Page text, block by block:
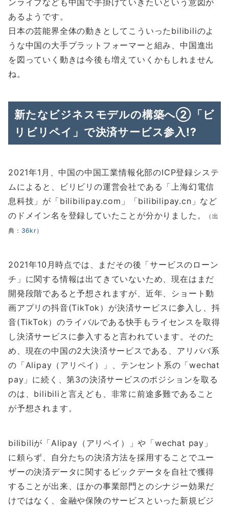
ンライブなども中国で手掛けていきたいという意図が
あるようです。
日本の芸能界全体の動きとしてこういったbilibiliのよ
うな中国の大手プラットフォーマーと組み、中国進出
を図っていく動きは今後も増えていくかもしれません
ね。
新たなビジネスモデルの構築へ②「ビ
リビリペイ」で決済サービス参入!?
2021年1月、中国の中国工業情報化部のICP登録システ
ムによると、ビリビリの運営会社である「上海幻電信
息科技」が「bilibilipay.com」「bilibilipay.cn」など
のドメイン名を登録していたことが分かりました。
（出
典： 36kr）
2021年10月時点では、まだその後「サービスのローン
チ」に関する情報は出てきていないため、現在はまだ
開発段階であると予想されますが、近年、ショート動
画アプリの抖音(TikTok）が決済サービスに参入し、抖
音(TikTok）のライバルである快手もライセンスを取得
し決済サービスに参入すると言われています。そのた
め、現在の中国の2大決済サービスである、アリババ系
の「Alipay（アリペイ）」、テンセント系の「wechat
pay」に続く、第3の決済サービスのポジションを取る
のは、bilibiliと言えども、非常に前途多難であること
が予想されます。
bilibiliが「Alipay（アリペイ）」や「wechat pay」
に頼らず、自分たちの決済方法を採用することでユー
ザーの決済データに関するビックデータを自社で獲得
することが出来、ほかの事業部門とのシナジー効果だ
けではなく、金融や保険のサービスといった新規ビジ